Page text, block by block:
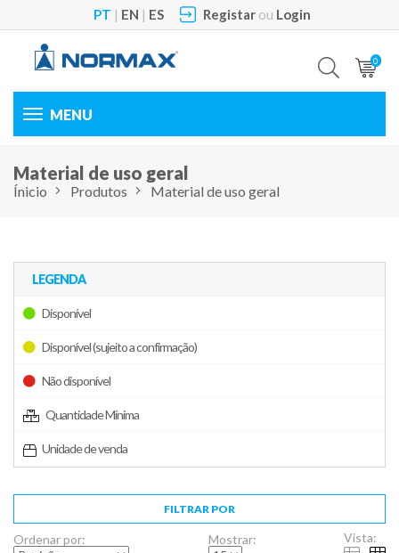
PT | EN | ES Registarou Login
0
Toggle
Material de uso geral
Ínicio Produtos Material de uso geral
LEGENDA
Disponível
Disponível (sujeito a confirmação)
Não disponível
Quantidade Mínima
Unidade de venda
FILTRAR POR
Ordenar por: Mostrar: Vista: